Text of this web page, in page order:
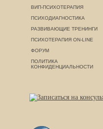
ВИП-ПСИХОТЕРАПИЯ
ПСИХОДИАГНОСТИКА
РАЗВИВАЮЩИЕ ТРЕНИНГИ
ПСИХОТЕРАПИЯ ON-LINE
ФОРУМ
ПОЛИТИКА
КОНФИДЕНЦИАЛЬНОСТИ